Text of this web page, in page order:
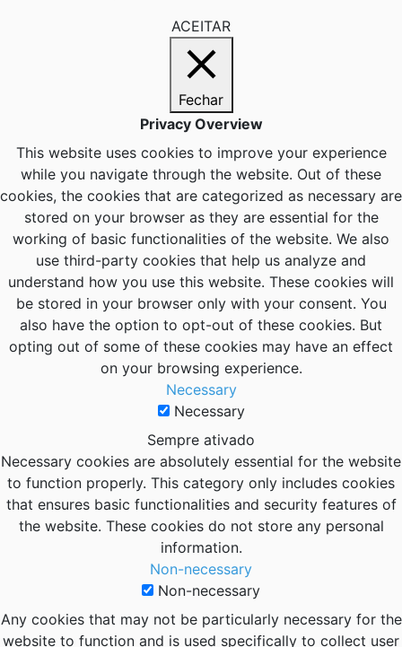
ACEITAR
Fechar
Privacy Overview
This website uses cookies to improve your experience
while you navigate through the website. Out of these
cookies, the cookies that are categorized as necessary are
stored on your browser as they are essential for the
working of basic functionalities of the website. We also
use third-party cookies that help us analyze and
understand how you use this website. These cookies will
be stored in your browser only with your consent. You
also have the option to opt-out of these cookies. But
opting out of some of these cookies may have an effect
on your browsing experience.
Necessary
Necessary
Sempre ativado
Necessary cookies are absolutely essential for the website
to function properly. This category only includes cookies
that ensures basic functionalities and security features of
the website. These cookies do not store any personal
information.
Non-necessary
Non-necessary
Any cookies that may not be particularly necessary for the
website to function and is used specifically to collect user